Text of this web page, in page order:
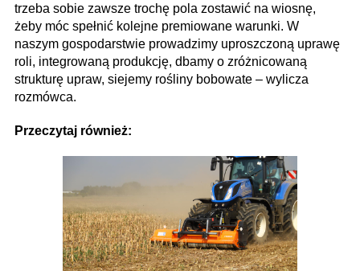
trzeba sobie zawsze trochę pola zostawić na wiosnę,
żeby móc spełnić kolejne premiowane warunki. W
naszym gospodarstwie prowadzimy uproszczoną uprawę
roli, integrowaną produkcję, dbamy o zróżnicowaną
strukturę upraw, siejemy rośliny bobowate – wylicza
rozmówca.
Przeczytaj również: